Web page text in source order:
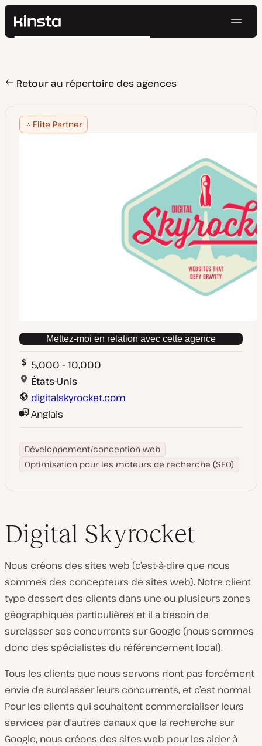
Kinsta®
Prix
Ressources
Contact
Rechercher
Retour au répertoire des agences
Elite Partner
Mettez-moi en relation avec cette agence
5,000 - 10,000
États-Unis
digitalskyrocket.com
Anglais
Développement/conception web
Optimisation pour les moteurs de recherche (SEO)
Digital Skyrocket
Nous créons des sites web (c’est-à-dire que nous
sommes des concepteurs de sites web). Notre client
type dessert des clients dans une ou plusieurs zones
géographiques particulières et il a besoin de
surclasser ses concurrents sur Google (nous sommes
donc des spécialistes du référencement local).
Tous les clients que nous servons n’ont pas forcément
envie de surclasser leurs concurrents, et c’est normal.
Pour les clients qui souhaitent commercialiser leurs
services par d’autres canaux que la recherche sur
Google, nous créons des sites web pour les aider à